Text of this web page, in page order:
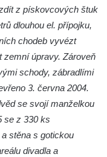
z pískovcových štuk
dlouhou el. přípojku,
chodeb vyvézt
úpravy. Zároveň
schody, zábradlími
3. června 2004.
se svojí manželkou
se z 330 ks
stěna s gotickou
divadla a